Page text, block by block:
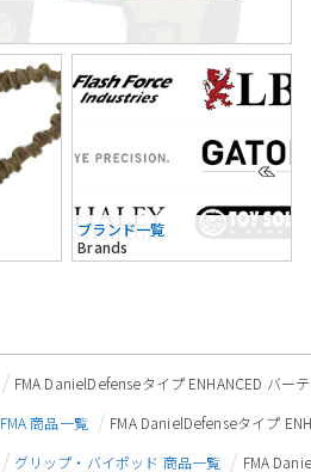
ブランド一覧
Brands
FMA DanielDefenseタイプ ENHANCED バー
FMA 商品一覧
FMA DanielDefenseタイプ
グリップ・バイポッド 商品一覧
FMA